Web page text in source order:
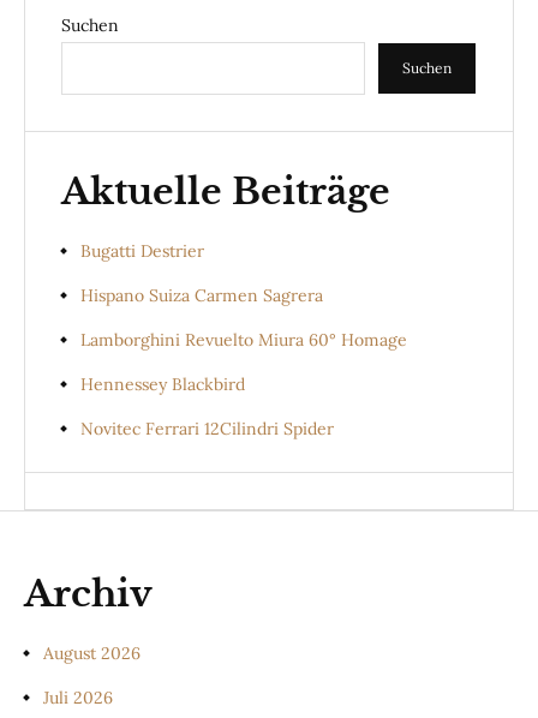
Suchen
Suchen
Aktuelle Beiträge
Bugatti Destrier
Hispano Suiza Carmen Sagrera
Lamborghini Revuelto Miura 60° Homage
Hennessey Blackbird
Novitec Ferrari 12Cilindri Spider
Archiv
August 2026
Juli 2026